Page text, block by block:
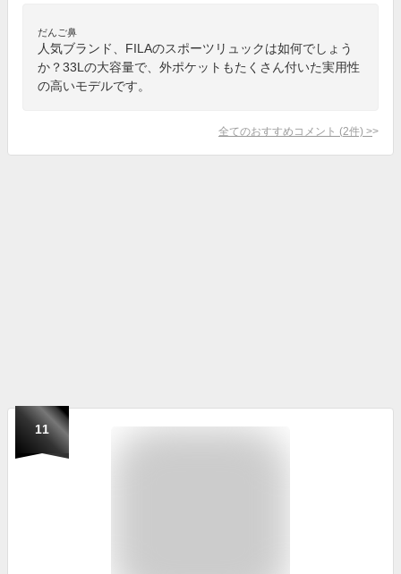
だんご鼻
人気ブランド、FILAのスポーツリュックは如何でしょう
か？33Lの大容量で、外ポケットもたくさん付いた実用性
の高いモデルです。
全てのおすすめコメント (2件) >
11